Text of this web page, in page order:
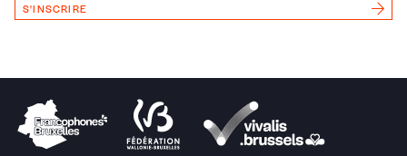
Ajouter un message (facultatif)
S'INSCRIRE